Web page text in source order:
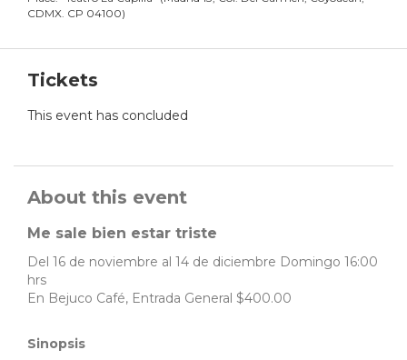
CDMX. CP 04100)
Tickets
This event has concluded
About this event
Me sale bien estar triste
Del 16 de noviembre al 14 de diciembre Domingo 16:00
hrs
En Bejuco Café, Entrada General $400.00
Sinopsis